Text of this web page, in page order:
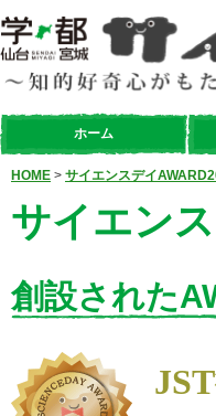
ホーム
HOME > サイエンスデイ
サイエン
創設された